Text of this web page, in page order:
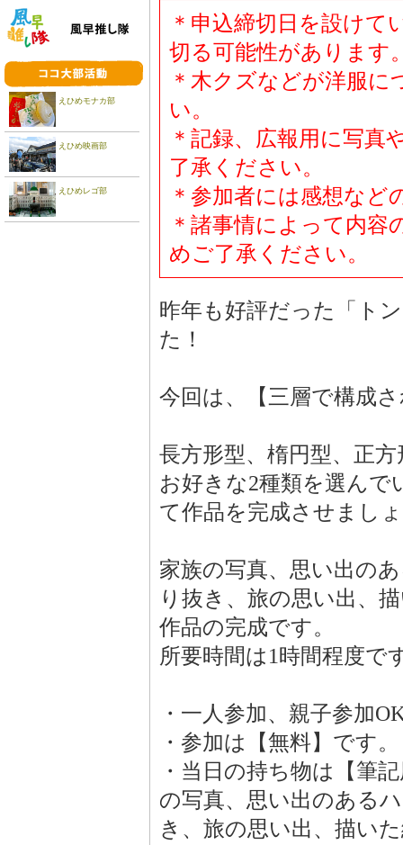
えひめモナカ部
えひめ映画部
えひめレゴ部
＊申込締切日を設けて
切る可能性があります
＊木クズなどが洋服
い。
＊記録、広報用に写真
了承ください。
＊参加者には感想な
＊諸事情によって内容
めご了承ください。
昨年も好評だった「ト
た！
今回は、【三層で構成
長方形型、楕円型、正
お好きな2種類を選ん
て作品を完成させまし
家族の写真、思い出の
り抜き、旅の思い出、
作品の完成です。
所要時間は1時間程度で
・一人参加、親子参加
・参加は【無料】です。
・当日の持ち物は【筆
の写真、思い出のある
き、旅の思い出、描い